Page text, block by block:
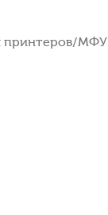
принтеров/МФУ